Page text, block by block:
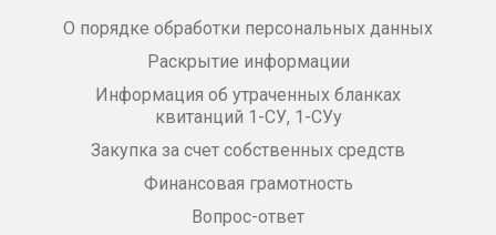
О порядке обработки персональных данных
Раскрытие информации
Информация об утраченных бланках
квитанций 1-СУ, 1-СУу
Закупка за счет собственных средств
Финансовая грамотность
Вопрос-ответ